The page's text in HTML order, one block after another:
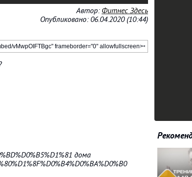
Автор: Фитнес Здесь
Опубликовано: 06.04.2020 (10:44)
дома